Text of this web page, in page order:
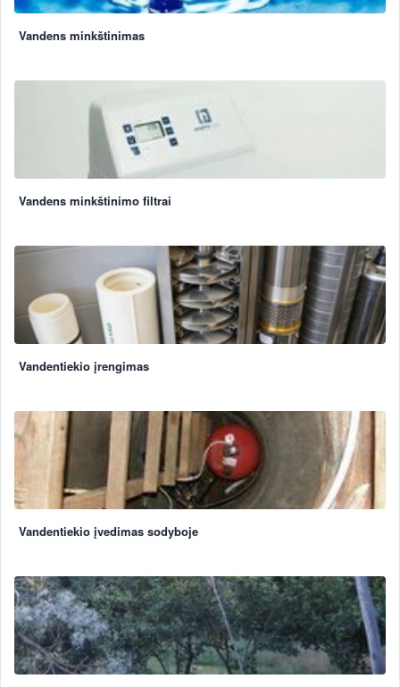
Vandens minkštinimas
Vandens minkštinimo filtrai
Vandentiekio įrengimas
Vandentiekio įvedimas sodyboje